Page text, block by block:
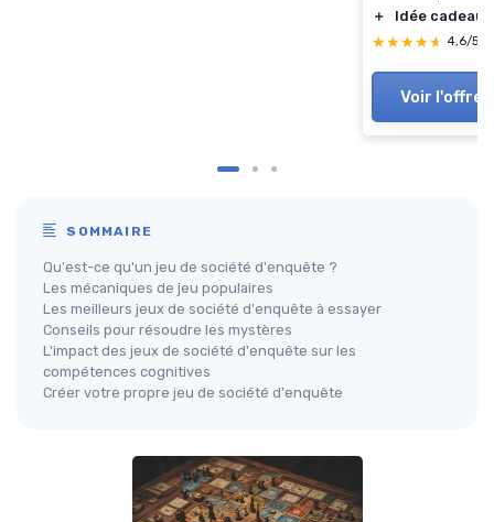
＋
Idée cadeau
★★★★★
★★★★★ 4,6/5
Voir l'offre
SOMMAIRE
Qu'est-ce qu'un jeu de société d'enquête ?
Les mécaniques de jeu populaires
Les meilleurs jeux de société d'enquête à essayer
Conseils pour résoudre les mystères
L'impact des jeux de société d'enquête sur les
compétences cognitives
Créer votre propre jeu de société d'enquête